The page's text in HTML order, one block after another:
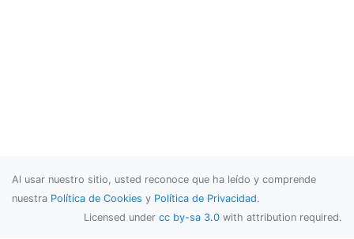
Al usar nuestro sitio, usted reconoce que ha leído y comprende
nuestra Política de Cookies y Política de Privacidad.
Licensed under cc by-sa 3.0 with attribution required.